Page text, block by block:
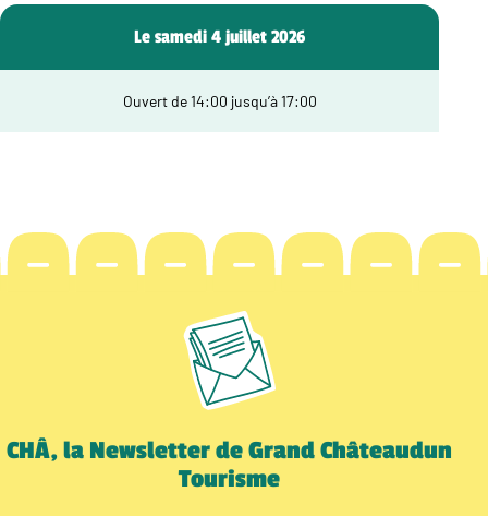
Le samedi 4 juillet 2026
Ouvert de 14:00 jusqu’à 17:00
CHÂ, la Newsletter de Grand Châteaudun
Tourisme